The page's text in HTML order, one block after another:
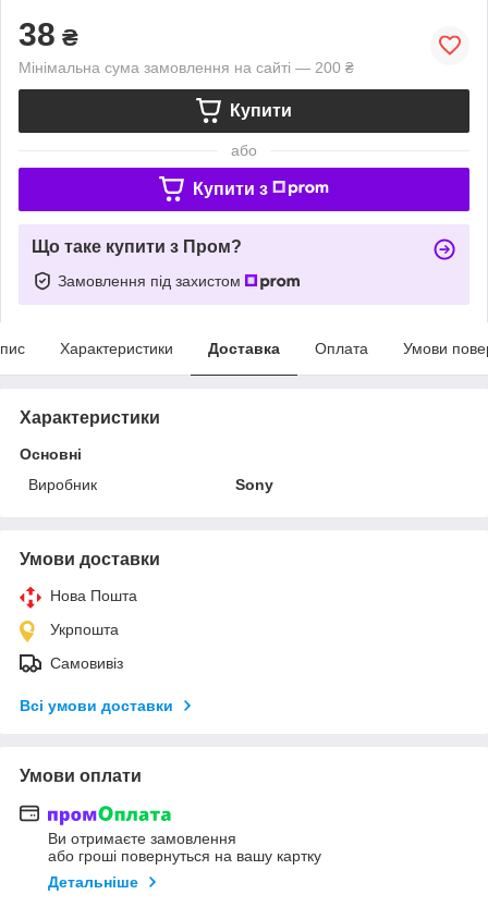
38 ₴
Мінімальна сума замовлення на сайті — 200 ₴
Купити
або
Купити з
Що таке купити з Пром?
Замовлення під захистом
Характеристики Доставка Оплата Умови
Характеристики
Основні
Виробник
Sony
Умови доставки
Нова Пошта
Укрпошта
Самовивіз
Всі умови доставки
Умови оплати
Ви отримаєте замовлення
або гроші повернуться на вашу картку
Детальніше